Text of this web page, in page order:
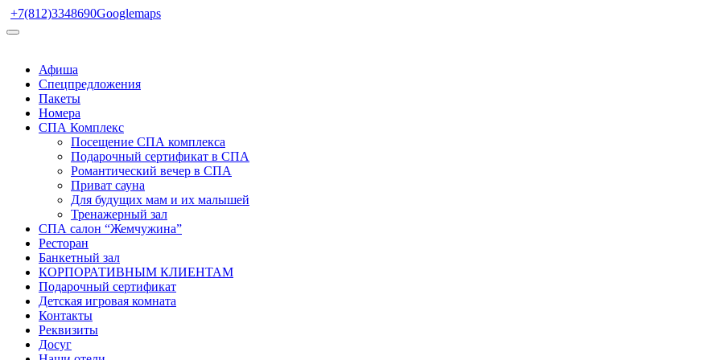
+7(812)3348690Googlemaps
Афиша
Спецпредложения
Пакеты
Номера
СПА Комплекс
Посещение СПА комплекса
Подарочный сертификат в СПА
Романтический вечер в СПА
Приват сауна
Для будущих мам и их малышей
Тренажерный зал
СПА салон “Жемчужина”
Ресторан
Банкетный зал
КОРПОРАТИВНЫМ КЛИЕНТАМ
Подарочный сертификат
Детская игровая комната
Контакты
Реквизиты
Досуг